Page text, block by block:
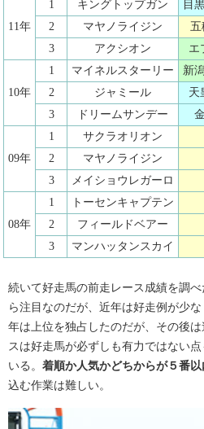
11年
1 キングトップガン 目
2
マヤノライジン 五
3
アクシオン エ
10年
1 マイネルスターリー 新
2
ジャミール 天
3
ドリームサンデー
09年
1 サクラオリオン
2
マヤノライジン
3
メイショウレガーロ
08年
1 トーセンキャプテン
2
フィールドベアー
3
マンハッタンスカイ
続いて好走馬の前走レース成績を調
ら注目なのだが、近年は好走例が少
年は上位を独占したのだが、その後
スは好走馬が必ずしも有力ではない
いる。 着順か人気かどちからが５番以
込む作業は難しい。